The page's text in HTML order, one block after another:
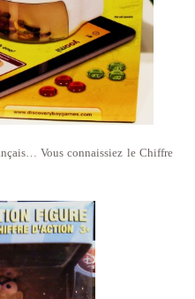
Vous connaissiez le Chiffre